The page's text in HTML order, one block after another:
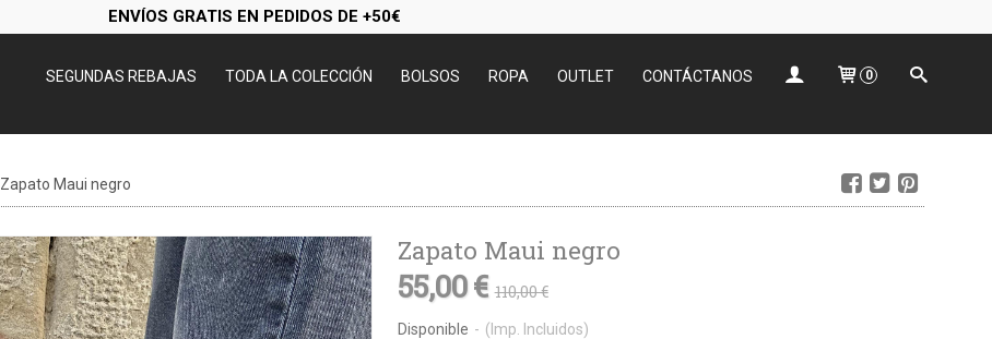
ENVÍOS GRATIS EN PEDIDOS DE +50€
SEGUNDAS REBAJAS TODA LA COLECCIÓN BOLSOS ROPA OUTLET CONTÁCTANOS 0
Zapato Maui negro
Zapato Maui negro
55,00 € 110,00 €
Disponible - (Imp. Incluidos)